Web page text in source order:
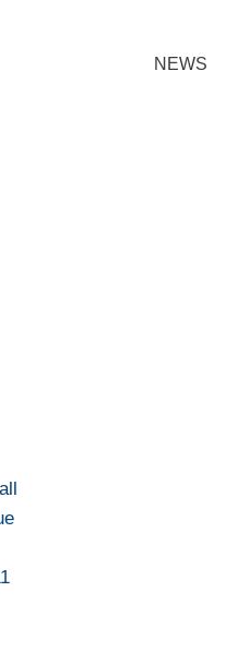
NEWS